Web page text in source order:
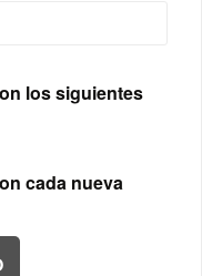
los siguientes
cada nueva